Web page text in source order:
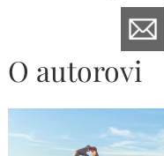
O autorovi